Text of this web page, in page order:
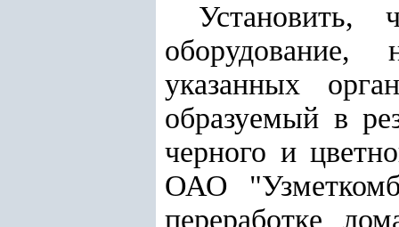
оборудование,
указанных
образуемый в
черного и
ОАО
переработке